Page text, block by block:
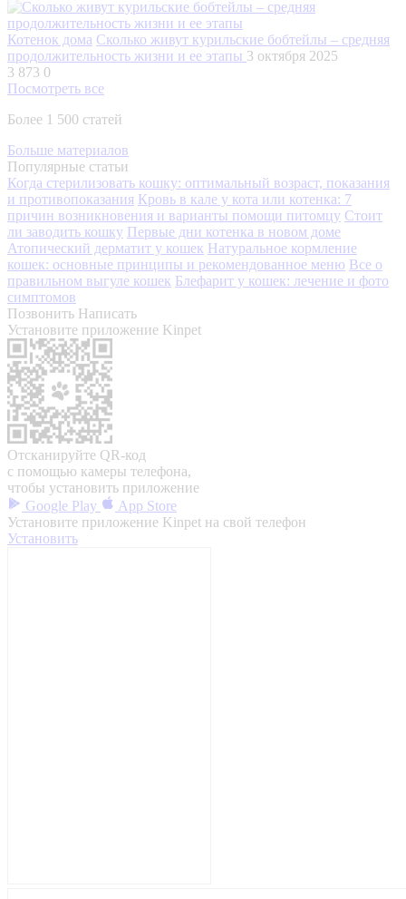
Котенок дома Сколько живут курильские бобтейлы – средняя
продолжительность жизни и ее этапы 3 октября 2025
3 873 0
Посмотреть все
Более 1 500 статей
Больше материалов
Популярные статьи
Когда стерилизовать кошку: оптимальный возраст, показания
и противопоказания Кровь в кале у кота или котенка: 7
причин возникновения и варианты помощи питомцу Стоит
ли заводить кошку Первые дни котенка в новом доме
Атопический дерматит у кошек Натуральное кормление
кошек: основные принципы и рекомендованное меню Все о
правильном выгуле кошек Блефарит у кошек: лечение и фото
симптомов
Позвонить Написать
Установите приложение Kinpet
Отсканируйте QR-код
с помощью камеры телефона,
чтобы установить приложение
Google Play
App Store
Установите приложение Kinpet на свой телефон
Установить